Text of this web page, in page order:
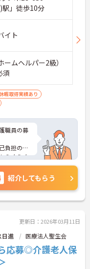
」徒歩10分
イト
ムヘルパー2級）
須
暇取得実績あり
職員の募
負担の心
らくらく
します
紹介してもらう
更新日：2026年03月11日
日進 医療法人聖生会
応募◎介護老人保